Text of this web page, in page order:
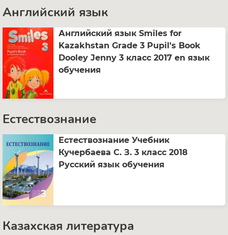
Английский язык
Английский язык Smiles for
Kazakhstan Grade 3 Pupil's Book
Dooley Jenny 3 класс 2017 en язык
обучения
Естествознание
Естествознание Учебник
Кучербаева C. З. 3 класс 2018
Русский язык обучения
Казахская литература